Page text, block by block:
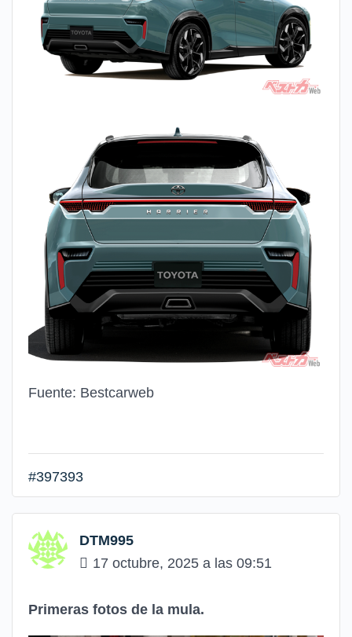
Fuente: Bestcarweb
#397393
DTM995
17 octubre, 2025 a las 09:51
Primeras fotos de la mula.